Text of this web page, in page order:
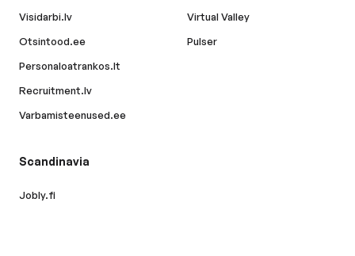
Visidarbi.lv
Otsintood.ee
Personaloatrankos.lt
Recruitment.lv
Varbamisteenused.ee
Virtual Valley
Pulser
Scandinavia
Jobly.fi